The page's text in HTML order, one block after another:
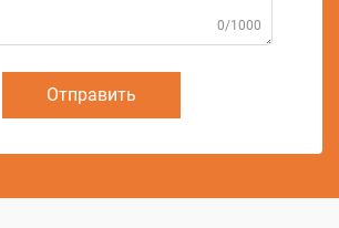
0/1000
Отправить